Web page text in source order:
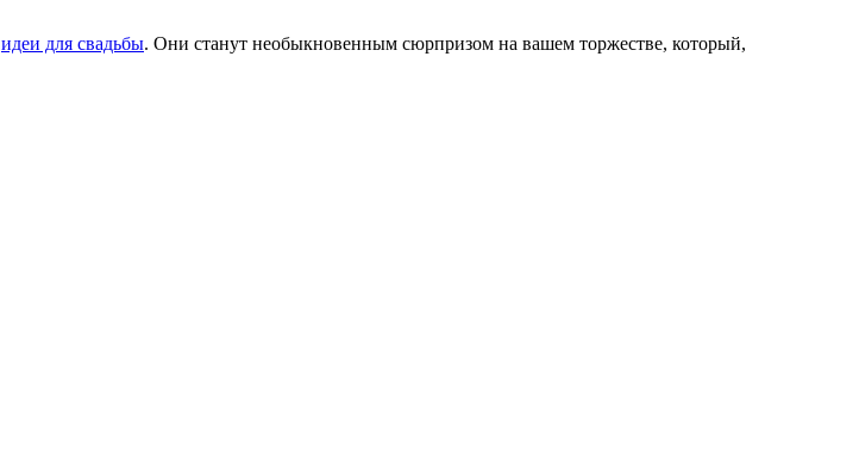
идеи для свадьбы. Они станут необыкновенным сюрпризом на вашем торжестве, который,